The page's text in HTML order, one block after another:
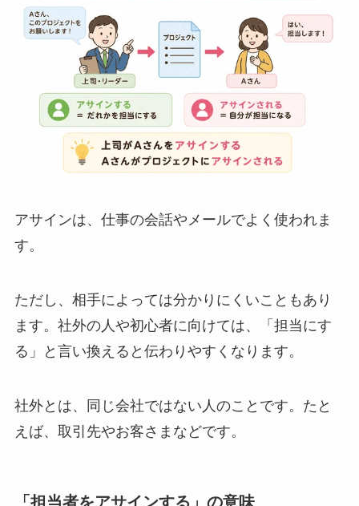
アサインは、仕事の会話やメールでよく使われま
す。
ただし、相手によっては分かりにくいこともあり
ます。社外の人や初心者に向けては、「担当にす
る」と言い換えると伝わりやすくなります。
社外とは、同じ会社ではない人のことです。たと
えば、取引先やお客さまなどです。
「担当者をアサインする」の意味